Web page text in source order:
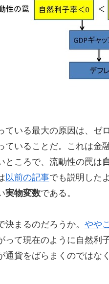
ている最大の原因は、ゼ
ていることだ。これは金
ところで、流動性の罠は
以前の記事でも説明した
実物変数である。
まるのだろうか。 やや
って現在のように自然利
通貨をばらまくのではな